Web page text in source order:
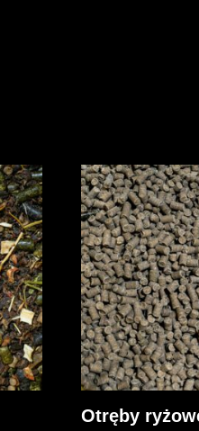
Otręby